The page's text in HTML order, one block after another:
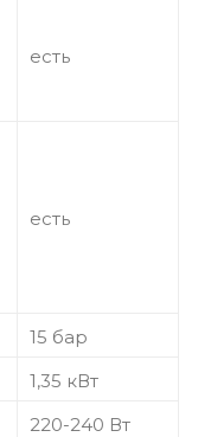
есть
есть
15 бар
1,35 кВт
220-240 Вт